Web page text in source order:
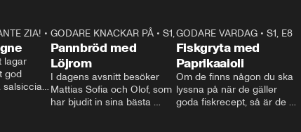
16:10
ZIA! •S1, E1
lagar
god
salsiccia
26:05
GODARE KNACKAR PÅ• S1, E3
Pannbröd med
Löjrom
I dagens avsnitt besöker
Mattias Sofia och Olof, som
har bjudit in sina bästa
9:22
GODARE VARDAG• S1, E8
Fiskgryta med
Paprikaaioli
Om de finns någon du ska
lyssna på när de gäller
goda fiskrecept, så är de